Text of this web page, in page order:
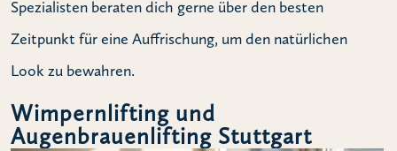
Spezialisten beraten dich gerne über den besten
Zeitpunkt für eine Auffrischung, um den natürlichen
Look zu bewahren.
Wimpernlifting und
Augenbrauenlifting Stuttgart